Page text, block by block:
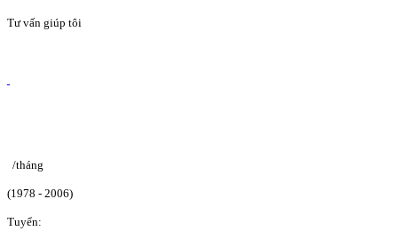
Tư vấn giúp tôi
/tháng
(1978 - 2006)
Tuyển: